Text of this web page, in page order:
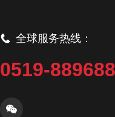
全球服务热线：
0519-